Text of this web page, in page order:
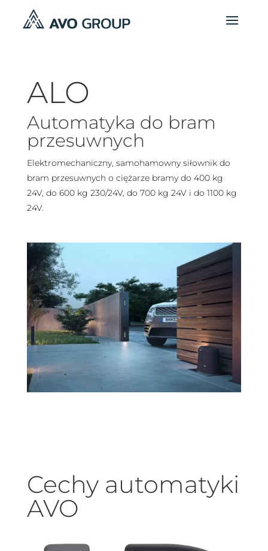
ALO
Automatyka do bram
przesuwnych
Elektromechaniczny, samohamowny siłownik do
bram przesuwnych o ciężarze bramy do 400 kg
24V, do 600 kg 230/24V, do 700 kg 24V i do 1100 kg
24V.
Cechy automatyki
AVO